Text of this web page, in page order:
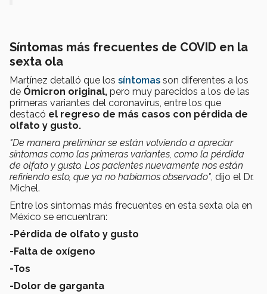
Síntomas más frecuentes de COVID en la
sexta ola
Martínez detalló que los síntomas son diferentes a los
de Ómicron original, pero muy parecidos a los de las
primeras variantes del coronavirus, entre los que
destacó el regreso de más casos con pérdida de
olfato y gusto.
"De manera preliminar se están volviendo a apreciar
síntomas como las primeras variantes, como la pérdida
de olfato y gusto. Los pacientes nuevamente nos están
refiriendo esto, que ya no habíamos observado", dijo el Dr.
Michel.
Entre los síntomas más frecuentes en esta sexta ola en
México se encuentran:
-Pérdida de olfato y gusto
-Falta de oxígeno
-Tos
-Dolor de garganta